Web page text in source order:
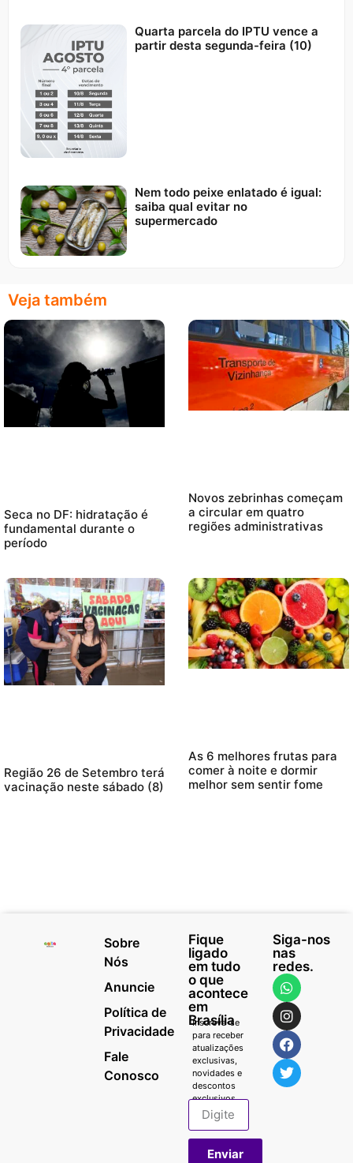
Quarta parcela do IPTU vence a
partir desta segunda-feira (10)
Nem todo peixe enlatado é igual:
saiba qual evitar no
supermercado
Veja também
Seca no DF: hidratação é
fundamental durante o
período
Novos zebrinhas começam
a circular em quatro
regiões administrativas
Região 26 de Setembro terá
vacinação neste sábado (8)
As 6 melhores frutas para
comer à noite e dormir
melhor sem sentir fome
Sobre
Nós
Anuncie
Política de
Privacidade
Fale
Conosco
Fique
ligado
em tudo
o que
acontece
em
Brasília
Inscreva-se
para receber
atualizações
exclusivas,
novidades e
descontos
exclusivos.
Enviar
Siga-nos
nas
redes.